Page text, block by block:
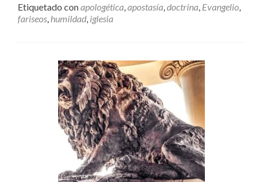
MUY
BREVE
NUESTRAS
CONVICCIONES
EN
ORDEN
Etiquetado conapologética,apostasía,doctrina, Evangelio,
fariseos, humildad, iglesia